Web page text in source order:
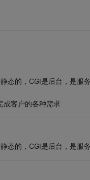
态的，CGI是后台，是服
成客户的各种需求
态的，CGI是后台，是服